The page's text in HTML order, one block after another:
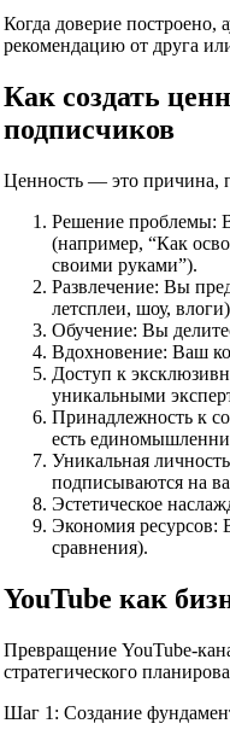
Когда доверие построено,
рекомендацию от друга
Как создать
подписчиков
Ценность — это причина,
Решение проблемы:
(например, “Как
своими руками”).
Развлечение: Вы
летсплеи, шоу,
Обучение: Вы
Вдохновение: Ваш
Доступ к
уникальными
Принадлежность к
есть
Уникальная
подписываются на
Эстетическое
Экономия ресурсов:
сравнения).
YouTube как
Превращение YouTube-
стратегического
Шаг 1: Создание